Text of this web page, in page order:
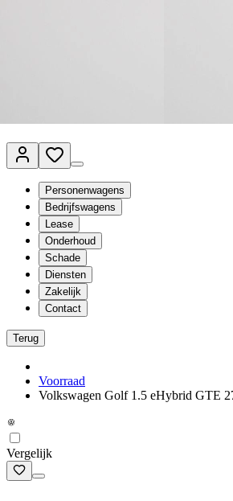
Personenwagens
Bedrijfswagens
Lease
Onderhoud
Schade
Diensten
Zakelijk
Contact
Terug
Voorraad
Volkswagen Golf 1.5 eHybrid GTE
Vergelijk